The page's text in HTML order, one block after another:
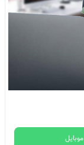
موبایل